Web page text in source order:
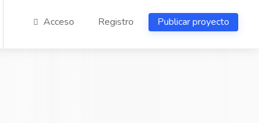
Acceso Registro Publicar proyecto